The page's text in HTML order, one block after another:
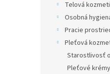
Telová
Osobná
Pracie
Pleťová
Starostlivosť
Pleťové krémy